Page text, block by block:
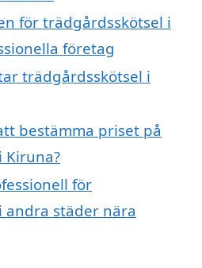
för trädgårdsskötsel i
företag
trädgårdsskötsel i
bestämma priset på
Kiruna?
för
städer nära